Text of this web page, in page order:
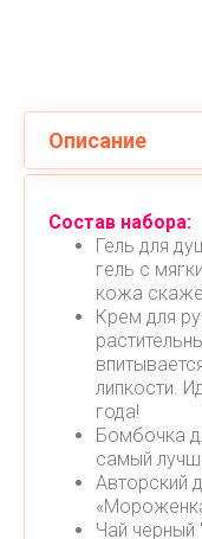
Описание
Состав набора:
Гель для
гель с
кожа
Крем для
липкости.
года!
Бомбочка
самый
Авторский
Чай черный